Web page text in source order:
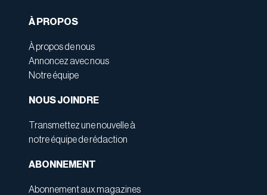
À PROPOS
À propos de nous
Annoncez avec nous
Notre équipe
NOUS JOINDRE
Transmettez une nouvelle à
notre équipe de rédaction
ABONNEMENT
Abonnement aux magazines